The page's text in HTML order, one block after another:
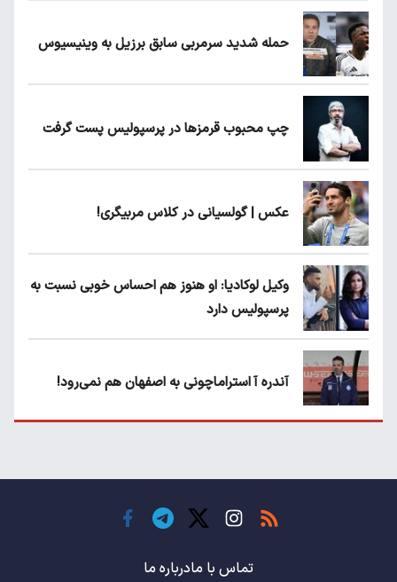
حمله شدید سرمربی سابق برزیل به وینیسیوس
چپ محبوب قرمزها در پرسپولیس پست گرفت
عکس | گولسیانی در کلاس مربیگری!
وکیل لوکادیا: او هنوز هم احساس خوبی نسبت به
پرسپولیس دارد
آندره آ استراماچونی به اصفهان هم نمی‌رود!
حسن روی هوا!
باشگاه های جهان
تماس با مادرباره ما